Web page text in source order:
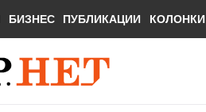
БИЗНЕС ПУБЛИКАЦИИ КОЛОНКИ